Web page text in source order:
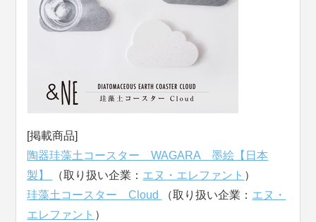
[掲載商品]
陶器珪藻土コースター WAGARA 墨絵【日本
製】
（取り扱い企業： エヌ・エレファント ）
珪藻土コースター Cloud
（取り扱い企業： エヌ・
エレファント ）